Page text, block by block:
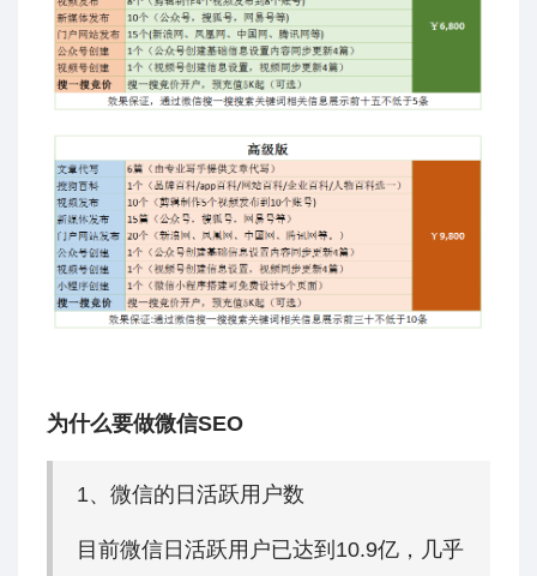
为什么要做微信SEO
1、微信的日活跃用户数
目前微信日活跃用户已达到10.9亿，几乎